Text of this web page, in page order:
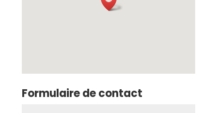
Formulaire de contact